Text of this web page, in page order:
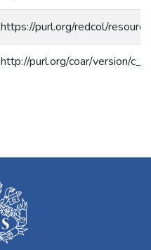
https://purl.org/redcol/
http://purl.org/coar/version/